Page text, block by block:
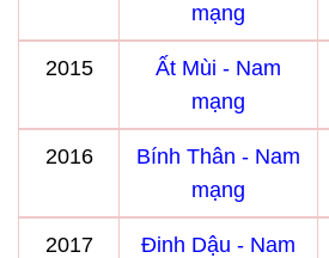
mạng
2015
Ất Mùi - Nam
mạng
2016
Bính Thân - Nam
mạng
2017
Đinh Dậu - Nam